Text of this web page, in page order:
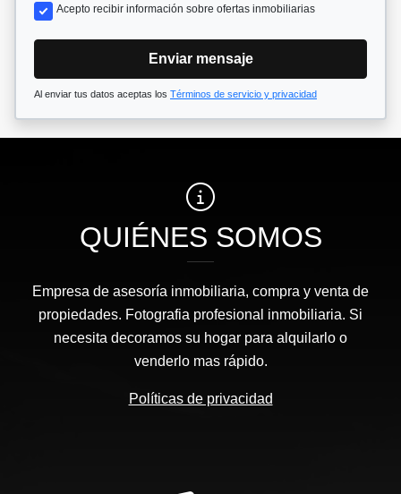
Acepto recibir información sobre ofertas inmobiliarias
Enviar mensaje
Al enviar tus datos aceptas los Términos de servicio y privacidad
QUIÉNES SOMOS
Empresa de asesoría inmobiliaria, compra y venta de
propiedades. Fotografia profesional inmobiliaria. Si
necesita decoramos su hogar para alquilarlo o
venderlo mas rápido.
Políticas de privacidad